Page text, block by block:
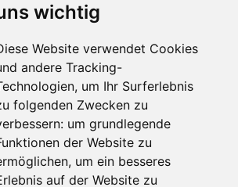
wichtig
Website verwendet Cookies
andere Tracking-
um Ihr Surferlebnis
folgenden Zwecken zu
um grundlegende
der Website zu
, um ein besseres
auf der Website zu
Center